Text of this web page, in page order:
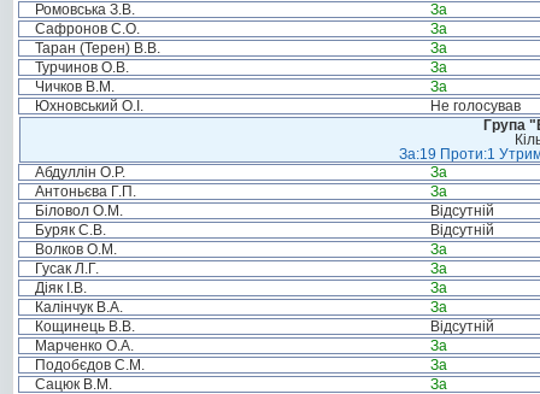
Ромовська З.В.
За
Сафронов С.О.
За
Таран (Терен) В.В.
За
Турчинов О.В.
За
Чичков В.М.
За
Юхновський О.І.
Не голосував
Група
За:19 Проти:1
Абдуллін О.Р.
За
Антоньєва Г.П.
За
Біловол О.М.
Відсутній
Буряк С.В.
Відсутній
Волков О.М.
За
Гусак Л.Г.
За
Діяк І.В.
За
Калінчук В.А.
За
Кощинець В.В.
Відсутній
Марченко О.А.
За
Подобєдов С.М.
За
Сацюк В.М.
За